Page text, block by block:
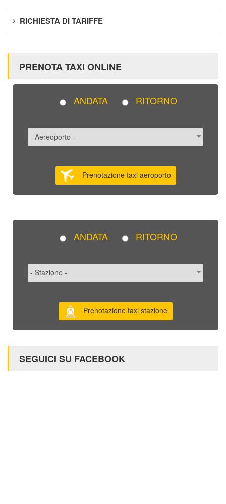
RICHIESTA DI TARIFFE
PRENOTA TAXI ONLINE
ANDATA RITORNO
Prenotazione taxi aeroporto
ANDATA RITORNO
Prenotazione taxi stazione
SEGUICI SU FACEBOOK